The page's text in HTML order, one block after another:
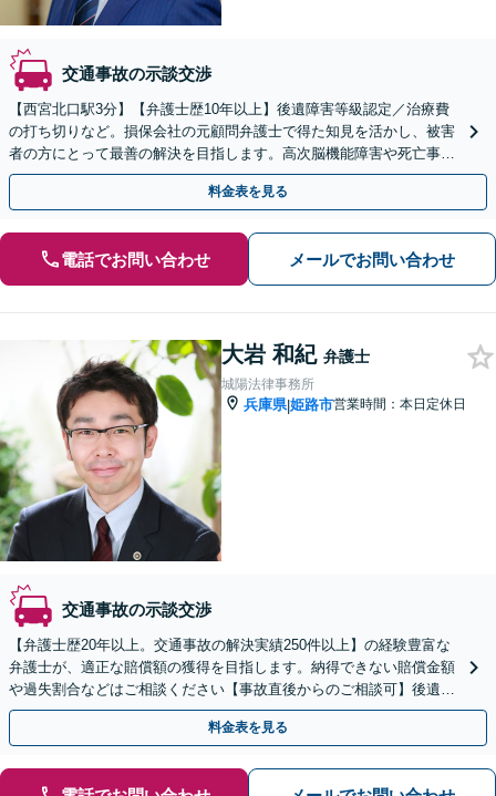
交通事故の示談交渉
【西宮北口駅3分】【弁護士歴10年以上】後遺障害等級認定／治療費
の打ち切りなど。損保会社の元顧問弁護士で得た知見を活かし、被害
者の方にとって最善の解決を目指します。高次脳機能障害や死亡事件
など難しい案件の対応も可能です。【初回相談無料】
料金表を見る
電話でお問い合わせ メールでお問い合わせ
大岩 和紀 弁護士
城陽法律事務所
兵庫県|姫路市営業時間：本日定休日
交通事故の示談交渉
【弁護士歴20年以上。交通事故の解決実績250件以上】の経験豊富な
弁護士が、適正な賠償額の獲得を目指します。納得できない賠償金額
や過失割合などはご相談ください【事故直後からのご相談可】後遺障
害等級認定の申請も対応します
料金表を見る